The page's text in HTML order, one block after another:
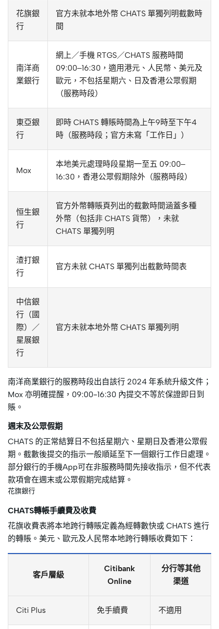
花旗銀
行
官方未就本地外幣 CHATS 單獨列明截數時
間
南洋商
業銀行
網上／手機 RTGS／CHATS 服務時間
09:00–16:30，適用港元、人民幣、美元及
歐元，不包括星期六、日及香港公眾假期
（服務時段）
東亞銀
行
即時 CHATS 轉賬時間為上午9時至下午4
時（服務時段；官方未寫「工作日」）
Mox
本地美元處理時段星期一至五 09:00–
16:30，香港公眾假期除外（服務時段）
恒生銀
行
官方外幣轉賬頁列出的截數時間涵蓋多種
外幣（包括非 CHATS 貨幣），未就
CHATS 單獨列明
渣打銀
行
官方未就 CHATS 單獨列出截數時間表
中信銀
行（國
際）／
星展銀
行
官方未就本地外幣 CHATS 單獨列明
南洋商業銀行的服務時段出自該行 2024 年系統升級文件；
Mox 亦明確提醒，09:00–16:30 內提交不等於保證即日到
賬。
週末及公眾假期
CHATS 的正常結算日不包括星期六、星期日及香港公眾假
期。截數後提交的指示一般順延至下一個銀行工作日處理。
部分銀行的手機App可在非服務時間先接收指示，但不代表
款項會在週末或公眾假期完成結算。
花旗銀行
CHATS轉帳手續費及收費
花旗收費表將本地跨行轉賬定義為經轉數快或 CHATS 進行
的轉賬。美元、歐元及人民幣本地跨行轉賬收費如下：
客戶層級
Citibank
Online
分行等其他
渠道
Citi Plus 免手續費 不適用